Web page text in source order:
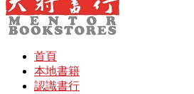
首頁
本地書籍
認識書行